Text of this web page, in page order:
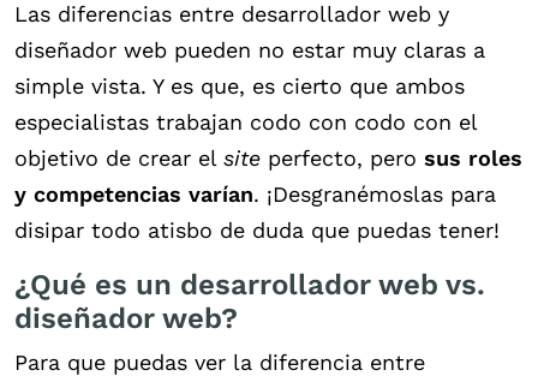
Las diferencias entre desarrollador web y
diseñador web pueden no estar muy claras a
simple vista. Y es que, es cierto que ambos
especialistas trabajan codo con codo con el
objetivo de crear el site perfecto, pero sus roles
y competencias varían. ¡Desgranémoslas para
disipar todo atisbo de duda que puedas tener!
¿Qué es un desarrollador web vs.
diseñador web?
Para que puedas ver la diferencia entre